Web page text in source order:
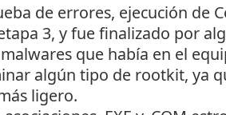
de errores, ejecución de
3, y fue finalizado por
que había en el
algún tipo de rootkit, ya
ligero.